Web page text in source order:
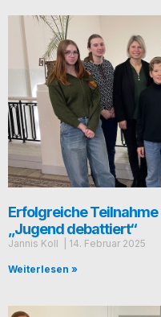
Erfolgreiche
„Jugend debattiert“
Jan­nis Koll 14. Febru­ar 2025
Weiterlesen »